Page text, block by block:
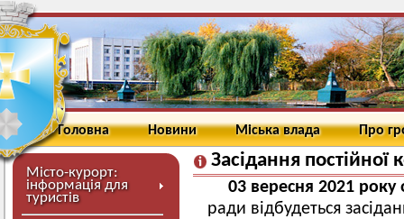
Головна Новини Міська влада Про
Місто-курорт:
інформація для
туристів
Засідання постійної
03 вересня 2021
ради відбудеться